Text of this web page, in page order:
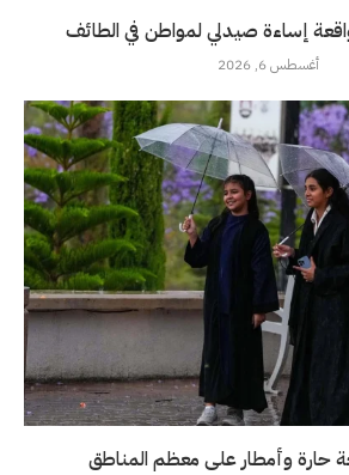
إساءة صيدلي لمواطن في الطائف
أغسطس 6, 2026
حارة وأمطار على معظم المناطق